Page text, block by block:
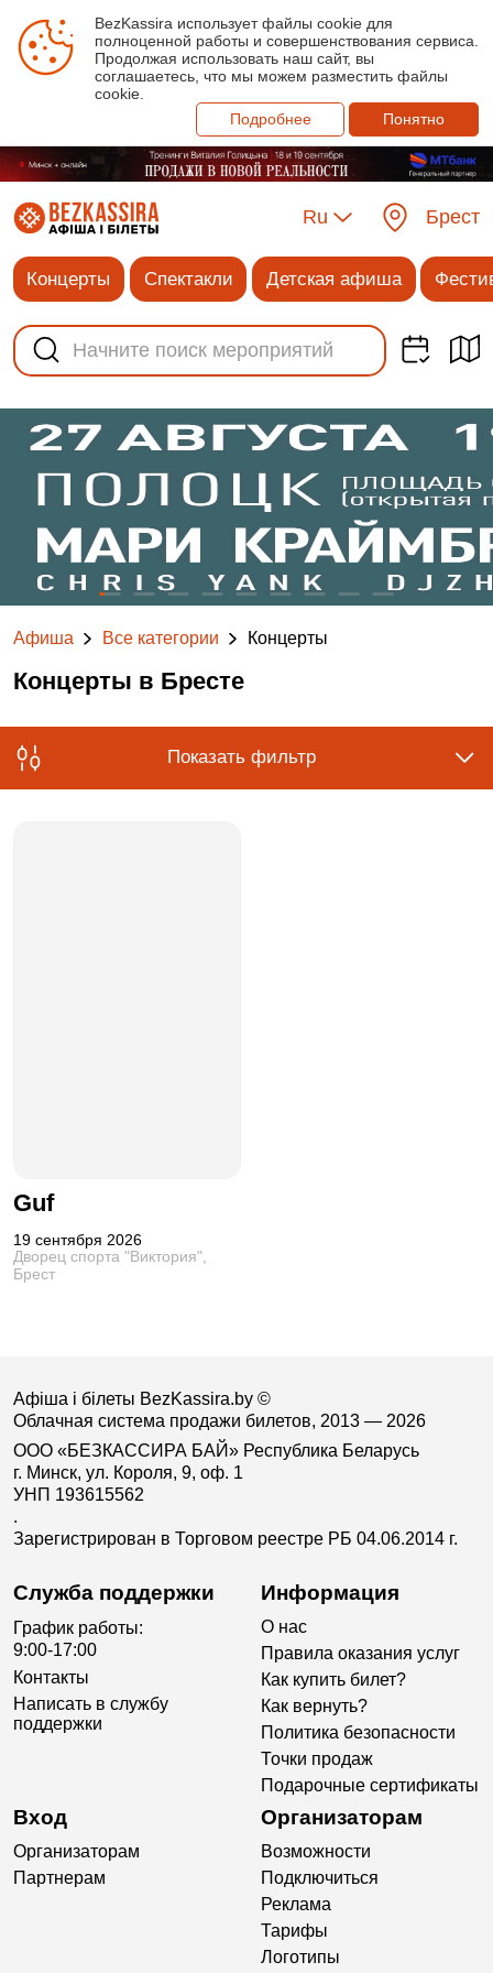
BezKassira использует файлы cookie для
полноценной работы и совершенствования сервиса.
Продолжая использовать наш сайт, вы
соглашаетесь, что мы можем разместить файлы
cookie.
Подробнее
Понятно
Ru Брест
Концерты Спектакли Детская афиша
Афиша Все категории Концерты
Концерты в Бресте
Показать фильтр
Guf
19 сентября 2026
Дворец спорта "Виктория",
Брест
Афіша і білеты BezKassira.by ©
Облачная система продажи билетов, 2013 — 2026
ООО «БЕЗКАССИРА БАЙ» Республика Беларусь
г. Минск, ул. Короля, 9, оф. 1
УНП 193615562
.
Зарегистрирован в Торговом реестре РБ 04.06.2014 г.
Служба поддержки
График работы:
9:00-17:00
Контакты
Написать в службу
поддержки
Информация
О нас
Правила оказания услуг
Как купить билет?
Как вернуть?
Политика безопасности
Точки продаж
Подарочные сертификаты
Вход
Организаторам
Партнерам
Организаторам
Возможности
Подключиться
Реклама
Тарифы
Логотипы